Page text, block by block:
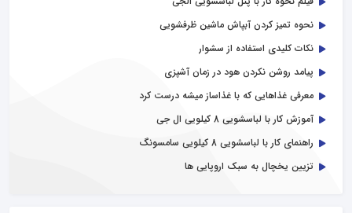
نحوه تمیز کردن آبپاش ماشین ظرفشویی
نکات کلیدی استفاده از سشوار
پیامد روشن نکردن هود در زمان آشپزی
معرفی غذاهایی که با غذاساز میشه درست کرد
آموزش کار با لباسشویی 8 کیلویی ال جی
راهنمای کار با لباسشویی 8 کیلویی سامسونگ
تزیین یخچال به سبک اروپایی ها